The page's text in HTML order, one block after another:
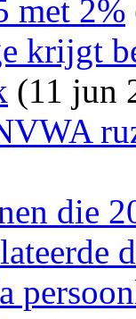
met 2%
krijgt
(11 jun
die